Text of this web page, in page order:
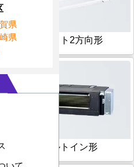
天井カセット2方向形
フリービルトイン形
県
県